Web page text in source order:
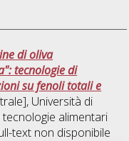
di oliva
tecnologie di
su fenoli totali e
Università di
tecnologie alimentari
text non disponibile